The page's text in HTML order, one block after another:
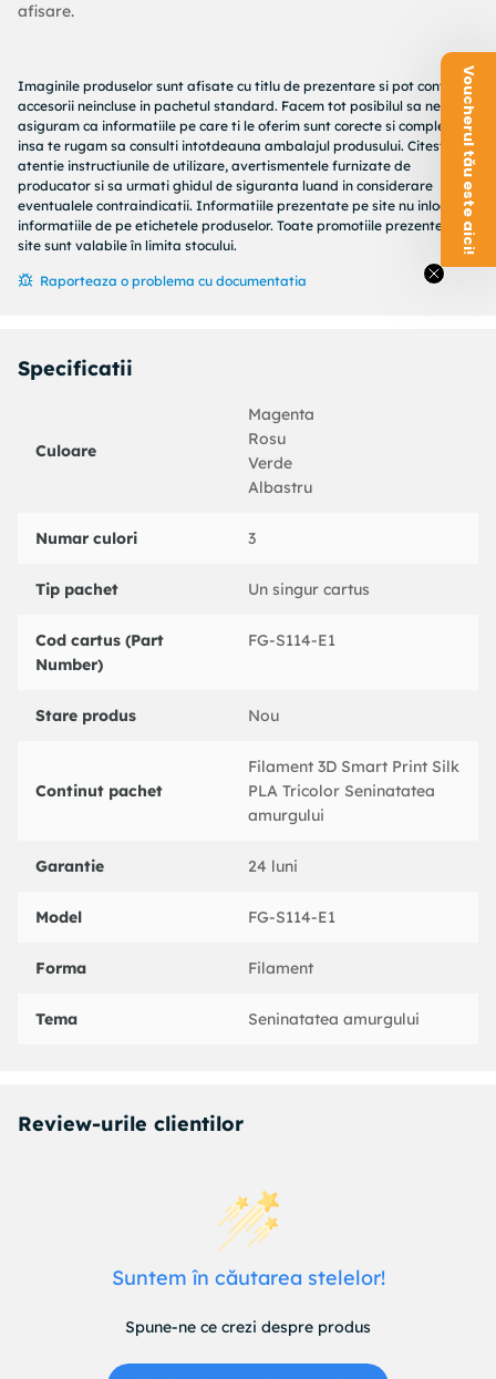
afisare.
Imaginile produselor sunt afisate cu titlu de prezentare si pot contine
accesorii neincluse in pachetul standard. Facem tot posibilul sa ne
asiguram ca informatiile pe care ti le oferim sunt corecte si complete,
insa te rugam sa consulti intotdeauna ambalajul produsului. Citeste cu
atentie instructiunile de utilizare, avertismentele furnizate de
producator si sa urmati ghidul de siguranta luand in considerare
eventualele contraindicatii. Informatiile prezentate pe site nu inlocuiesc
informatiile de pe etichetele produselor. Toate promotiile prezente in
site sunt valabile în limita stocului.
Raporteaza o problema cu documentatia
Specificatii
Culoare
Magenta
Rosu
Verde
Albastru
Numar culori 3
Tip pachet Un singur cartus
Cod cartus (Part
Number)
FG-S114-E1
Stare produs Nou
Continut pachet
Filament 3D Smart Print Silk
PLA Tricolor Seninatatea
amurgului
Garantie 24 luni
Model FG-S114-E1
Forma Filament
Tema Seninatatea amurgului
Review-urile clientilor
Suntem în căutarea stelelor!
Spune-ne ce crezi despre produs
Voucherul tău este aici!